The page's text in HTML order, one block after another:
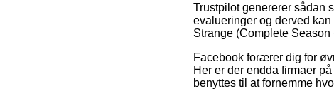
Trustpilot genererer sådan
evalueringer og derved
Strange (Complete
Facebook forærer dig for
Her er der endda firmaer
benyttes til at fornemme